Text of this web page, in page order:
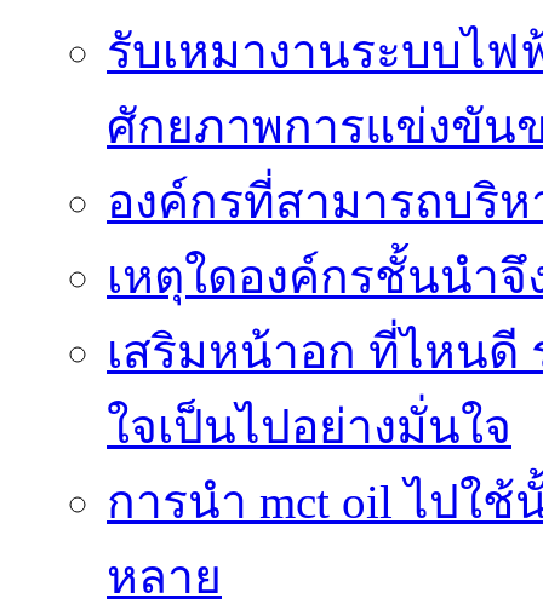
รับเหมางานระบบไ
ศักยภาพการแข่งขัน
องค์กรที่สามารถบริ
เหตุใดองค์กรชั้นนำ
เสริมหน้าอก ที่ไหนดี
ใจเป็นไปอย่างมั่นใจ
การนำ mct oil ไปใ
หลาย